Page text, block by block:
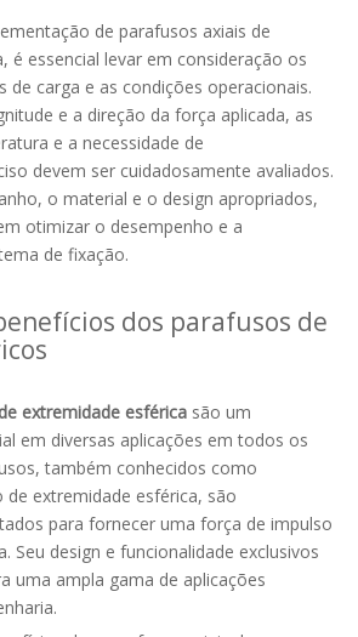
de parafusos axiais de
é essencial levar em consideração os
de carga e as condições operacionais.
e a direção da força aplicada, as
e a necessidade de
devem ser cuidadosamente avaliados.
o material e o design apropriados,
otimizar o desempenho e a
de fixação.
dos parafusos de
extremidade esférica são um
em diversas aplicações em todos os
também conhecidos como
extremidade esférica, são
para fornecer uma força de impulso
Seu design e funcionalidade exclusivos
uma ampla gama de aplicações